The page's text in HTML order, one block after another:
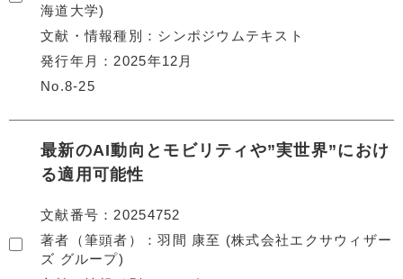
海道大学)
文献・情報種別
シンポジウムテキスト
発行年月
2025年12月
No.8-25
最新のAI動向とモビリティや”実世界”におけ
る適用可能性
文献番号
20254752
著者（筆頭者）
羽間 康至 (株式会社エクサウィザー
ズ グループ)